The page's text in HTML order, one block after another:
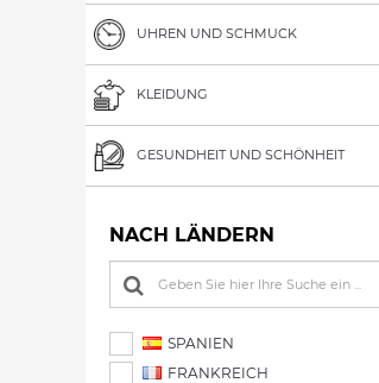
UHREN UND SCHMUCK
KLEIDUNG
GESUNDHEIT UND SCHÖNHEIT
NACH LÄNDERN
SPANIEN
FRANKREICH